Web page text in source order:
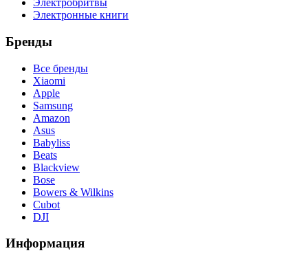
Электробритвы
Электронные книги
Бренды
Все бренды
Xiaomi
Apple
Samsung
Amazon
Asus
Babyliss
Beats
Blackview
Bose
Bowers & Wilkins
Cubot
DJI
Информация